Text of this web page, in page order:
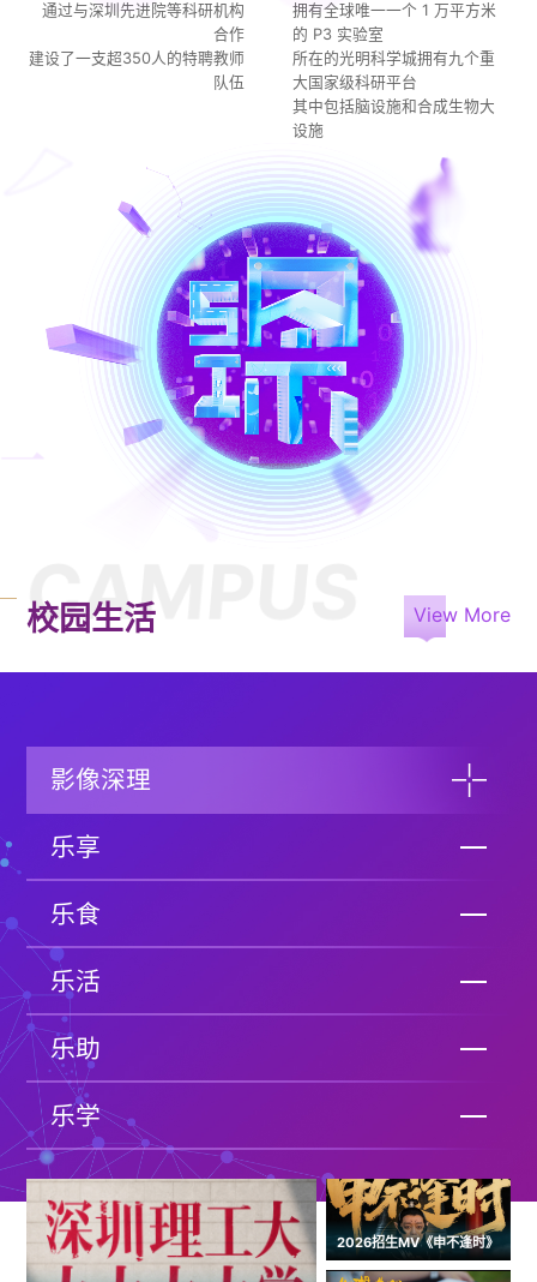
通过与深圳先进院等科研机构
合作
建设了一支超350人的特聘教师
队伍
拥有全球唯一一个 1 万平方米
的 P3 实验室
所在的光明科学城拥有九个重
大国家级科研平台
其中包括脑设施和合成生物大
设施
CAMPUS
校园生活 View More
影像深理
乐享
乐食
乐活
乐助
乐学
2026招生MV《申不逢时》